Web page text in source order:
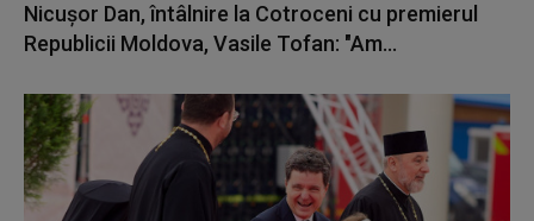
Nicuşor Dan, întâlnire la Cotroceni cu premierul
Republicii Moldova, Vasile Tofan: "Am...